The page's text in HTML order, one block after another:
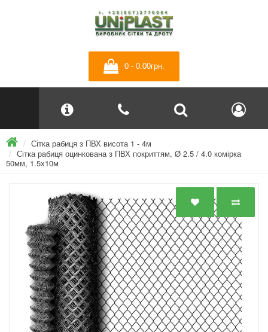
0 - 0.00грн.
Сітка рабиця з ПВХ висота 1 - 4м
Сітка рабиця оцинкована з ПВХ покриттям, Ø 2.5 / 4.0 комірка
50мм, 1.5х10м